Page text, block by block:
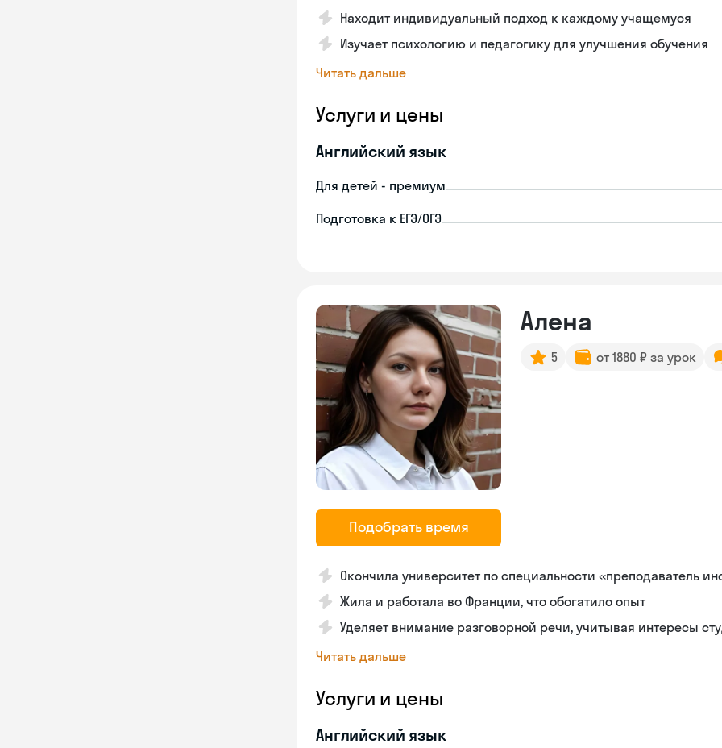
Находит индивидуальный подход к каждому учащемуся
Изучает психологию и педагогику для улучшения обучения
Читать дальше
Услуги и цены
Английский язык
Для детей - премиум
Подготовка к ЕГЭ/ОГЭ
Подобрать время
Алена
5 от 1880 ₽ за урок
Окончила университет по специальности «преподаватель
Жила и работала во Франции, что обогатило опыт
Уделяет внимание разговорной речи, учитывая интересы
Читать дальше
Услуги и цены
Английский язык